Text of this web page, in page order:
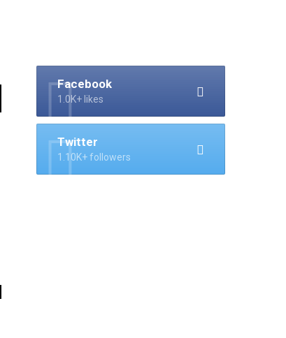
Facebook
1.0K+ likes
Twitter
1.10K+ followers